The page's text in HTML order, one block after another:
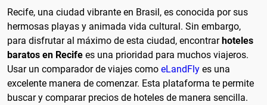
Recife, una ciudad vibrante en Brasil, es conocida por sus
hermosas playas y animada vida cultural. Sin embargo,
para disfrutar al máximo de esta ciudad, encontrar hoteles
baratos en Recife es una prioridad para muchos viajeros.
Usar un comparador de viajes como eLandFly es una
excelente manera de comenzar. Esta plataforma te permite
buscar y comparar precios de hoteles de manera sencilla.